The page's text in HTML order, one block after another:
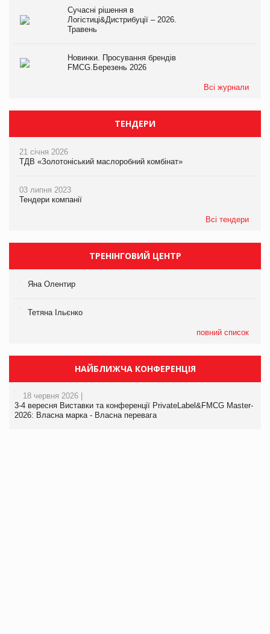
Сучасні рішення в
Логістиці&Дистрибуції – 2026.
Травень
Новинки. Просування брендів
FMCG.Березень 2026
Всі журнали
ТЕНДЕРИ
21 січня 2026
ТДВ «Золотоніський маслоробний комбінат»
03 липня 2023
Тендери компанії
Всі тендери
ТРЕНІНГОВИЙ ЦЕНТР
Яна Олентир
Тетяна Ільєнко
повний список
НАЙБЛИЖЧА КОНФЕРЕНЦІЯ
18 червня 2026 |
3-4 вересня Виставки та конференції PrivateLabel&FMCG Master-
2026: Власна марка - Власна перевага